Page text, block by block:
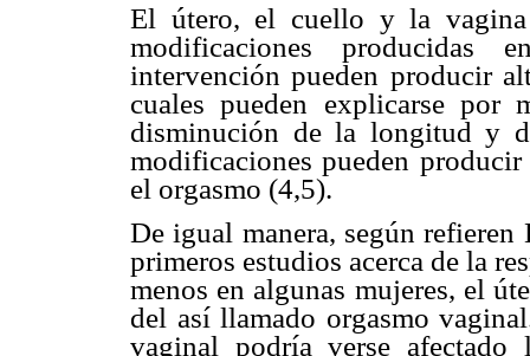
El útero, el cuello y la vagina
modificaciones producidas
intervención pueden producir
cuales pueden explicarse por
disminución de la longitud y
modificaciones pueden
el orgasmo (4,5).
De igual manera, según
primeros estudios acerca de la
menos en algunas mujeres, el
del así llamado orgasmo
vaginal podría verse